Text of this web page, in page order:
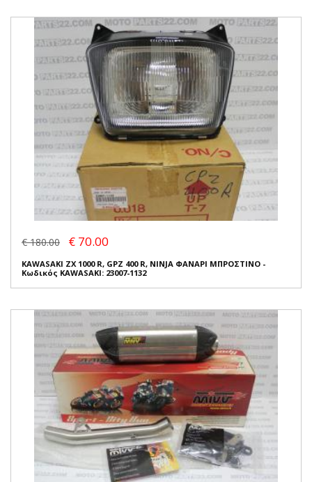
€ 180.00 € 70.00
KAWASAKI ZX 1000 R, GPZ 400 R, NINJA ΦΑΝΑΡΙ ΜΠΡΟΣΤΙΝΟ -
Κωδικός KAWASAKI: 23007-1132